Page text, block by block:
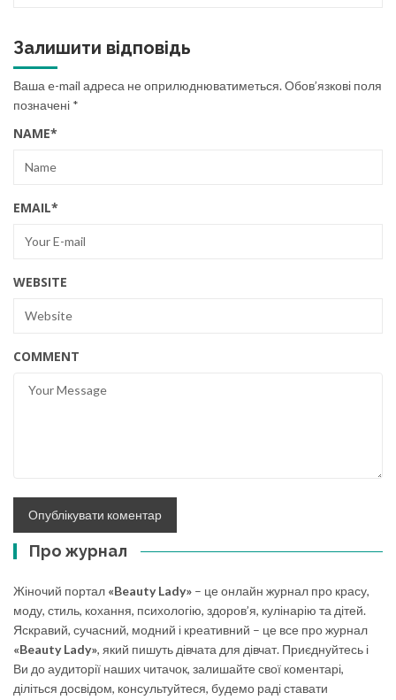
Залишити відповідь
Ваша e-mail адреса не оприлюднюватиметься.Обов’язкові поля
позначені *
NAME*
EMAIL*
WEBSITE
COMMENT
Про журнал
Жіночий портал «Beauty Lady» – це онлайн журнал про красу,
моду, стиль, кохання, психологію, здоров’я, кулінарію та дітей.
Яскравий, сучасний, модний і креативний – це все про журнал
«Beauty Lady», який пишуть дівчата для дівчат. Приєднуйтесь і
Ви до аудиторії наших читачок, залишайте свої коментарі,
діліться досвідом, консультуйтеся, будемо раді ставати